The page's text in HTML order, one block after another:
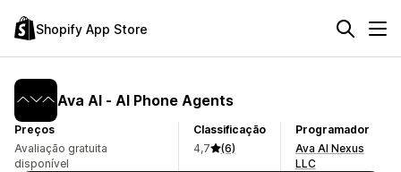
Shopify App Store
Ava AI ‑ AI Phone Agents
Preços
Avaliação gratuita
disponível
Classificação
4,7
(6)
Programador
Ava AI Nexus
LLC